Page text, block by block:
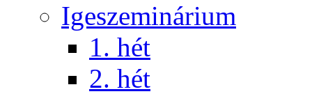
Igeszeminárium
1. hét
2. hét